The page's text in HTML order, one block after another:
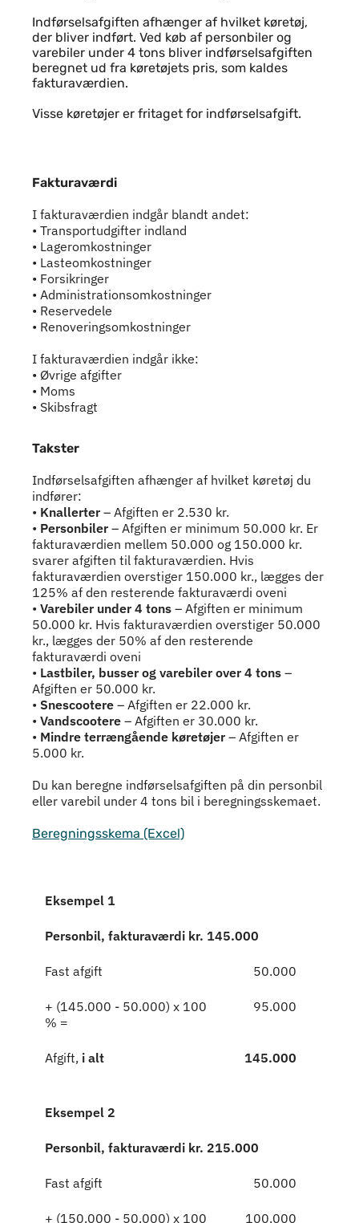
Indførselsafgiften afhænger af hvilket køretøj,
der bliver indført. Ved køb af personbiler og
varebiler under 4 tons bliver indførselsafgiften
beregnet ud fra køretøjets pris, som kaldes
fakturaværdien.
Visse køretøjer er fritaget for indførselsafgift.
Fakturaværdi
Fakturaværdi
I fakturaværdien indgår blandt andet:
• Transportudgifter indland
• Lageromkostninger
• Lasteomkostninger
• Forsikringer
• Administrationsomkostninger
• Reservedele
• Renoveringsomkostninger
I fakturaværdien indgår ikke:
• Øvrige afgifter
• Moms
• Skibsfragt
Takster
Takster
Indførselsafgiften afhænger af hvilket køretøj du
indfører:
• Knallerter – Afgiften er 2.530 kr.
• Personbiler – Afgiften er minimum 50.000 kr. Er
fakturaværdien mellem 50.000 og 150.000 kr.
svarer afgiften til fakturaværdien. Hvis
fakturaværdien overstiger 150.000 kr., lægges der
125% af den resterende fakturaværdi oveni
• Varebiler under 4 tons – Afgiften er minimum
50.000 kr. Hvis fakturaværdien overstiger 50.000
kr., lægges der 50% af den resterende
fakturaværdi oveni
• Lastbiler, busser og varebiler over 4 tons –
Afgiften er 50.000 kr.
• Snescootere – Afgiften er 22.000 kr.
• Vandscootere – Afgiften er 30.000 kr.
• Mindre terrængående køretøjer – Afgiften er
5.000 kr.
Du kan beregne indførselsafgiften på din personbil
eller varebil under 4 tons bil i beregningsskemaet.
Beregningsskema (Excel)
Eksempel 1
Personbil, fakturaværdi kr. 145.000
Fast afgift 50.000
+ (145.000 - 50.000) x 100
% =
95.000
Afgift, i alt 145.000
Eksempel 2
Personbil, fakturaværdi kr. 215.000
Fast afgift 50.000
+ (150.000 - 50.000) x 100 100.000